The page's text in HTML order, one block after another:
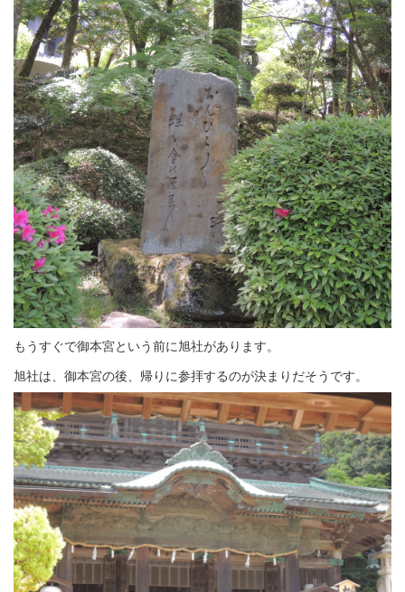
もうすぐで御本宮という前に旭社があります。
旭社は、御本宮の後、帰りに参拝するのが決まりだそうです。